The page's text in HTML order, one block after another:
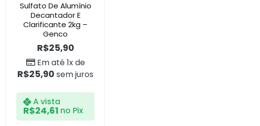
Sulfato De Alumínio
Decantador E
Clarificante 2kg –
Genco
R$25,90
Em até 1x de
R$25,90 sem juros
A vista
R$24,61 no Pix